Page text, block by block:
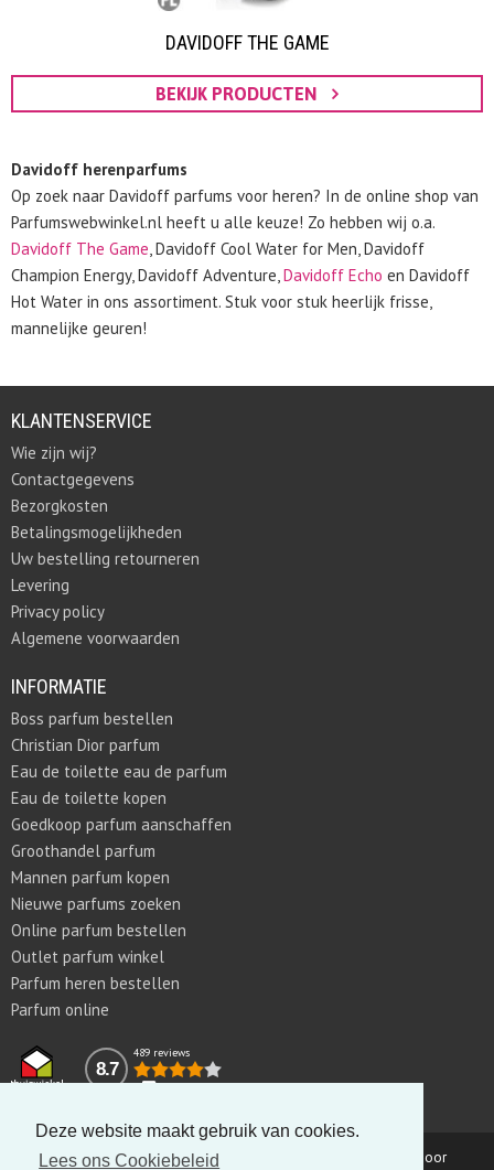
Deze website maakt gebruik van cookies.
Lees ons Cookiebeleid
DAVIDOFF THE GAME
BEKIJK PRODUCTEN
Davidoff herenparfums
Op zoek naar Davidoff parfums voor heren? In de online shop van
Parfumswebwinkel.nl heeft u alle keuze! Zo hebben wij o.a.
Davidoff The Game, Davidoff Cool Water for Men, Davidoff
Champion Energy, Davidoff Adventure,Davidoff Echo en Davidoff
Hot Water in ons assortiment. Stuk voor stuk heerlijk frisse,
mannelijke geuren!
KLANTENSERVICE
Wie zijn wij?
Contactgegevens
Bezorgkosten
Betalingsmogelijkheden
Uw bestelling retourneren
Levering
Privacy policy
Algemene voorwaarden
INFORMATIE
Boss parfum bestellen
Christian Dior parfum
Eau de toilette eau de parfum
Eau de toilette kopen
Goedkoop parfum aanschaffen
Groothandel parfum
Mannen parfum kopen
Nieuwe parfums zoeken
Online parfum bestellen
Outlet parfum winkel
Parfum heren bestellen
Parfum online
8.7
489 reviews
Copyright © 2011-2026 Parfumswebtrader.nl | Gerealiseerd door